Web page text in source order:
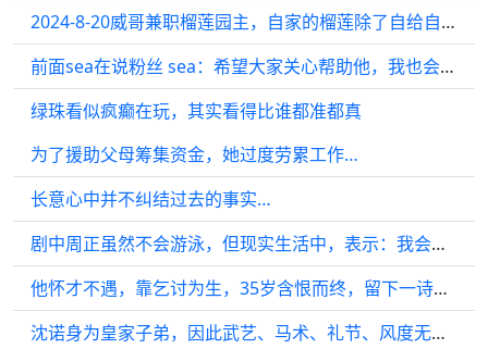
2024-8-20威哥兼职榴莲园主，自家的榴莲除了自给自足，今年还开始线上销售
前面sea在说粉丝 sea：希望大家关心帮助他，我也会成为支持他的一份力量…
绿珠看似疯癫在玩，其实看得比谁都准都真
为了援助父母筹集资金，她过度劳累工作…
长意心中并不纠结过去的事实…
剧中周正虽然不会游泳，但现实生活中，表示：我会游泳，而且游得还挺好的
他怀才不遇，靠乞讨为生，35岁含恨而终，留下一诗，成永恒经典
沈诺身为皇家子弟，因此武艺、马术、礼节、风度无不精通